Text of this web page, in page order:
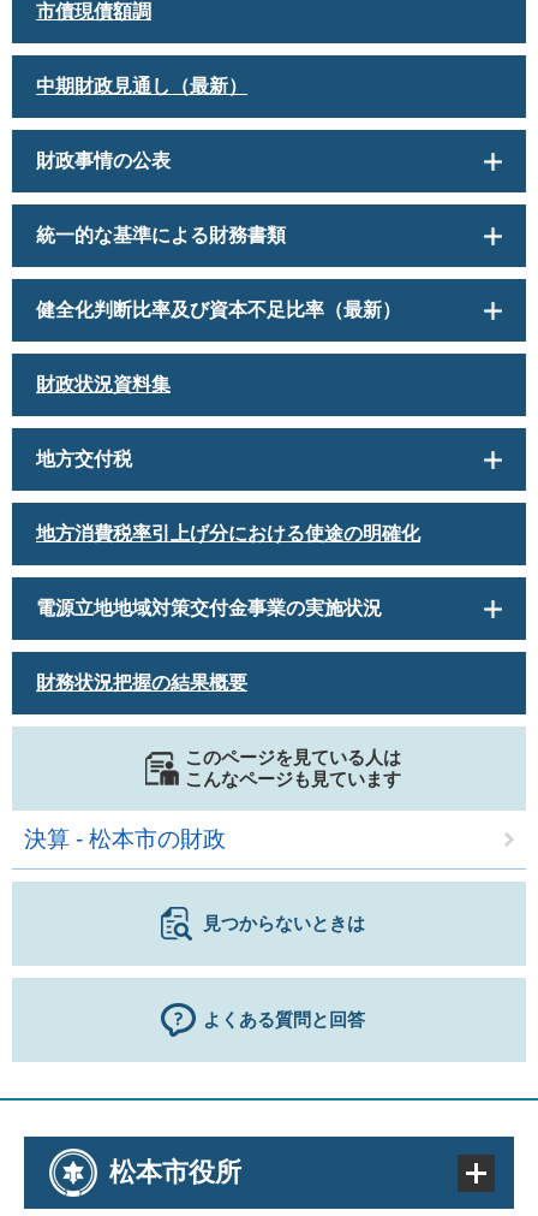
市債現債額調
中期財政見通し（最新）
財政事情の公表
統一的な基準による財務書類
健全化判断比率及び資本不足比率（最新）
財政状況資料集
地方交付税
地方消費税率引上げ分における使途の明確化
電源立地地域対策交付金事業の実施状況
財務状況把握の結果概要
このページを見ている人は
こんなページも見ています
決算 - 松本市の財政
見つからないときは
よくある質問と回答
松本市役所